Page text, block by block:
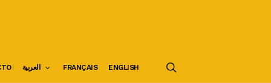
العربية FRANÇAIS ENGLISH